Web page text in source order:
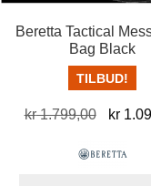
Beretta Tactical
Bag Black
TILBUD!
kr1.799,00
var:
kr